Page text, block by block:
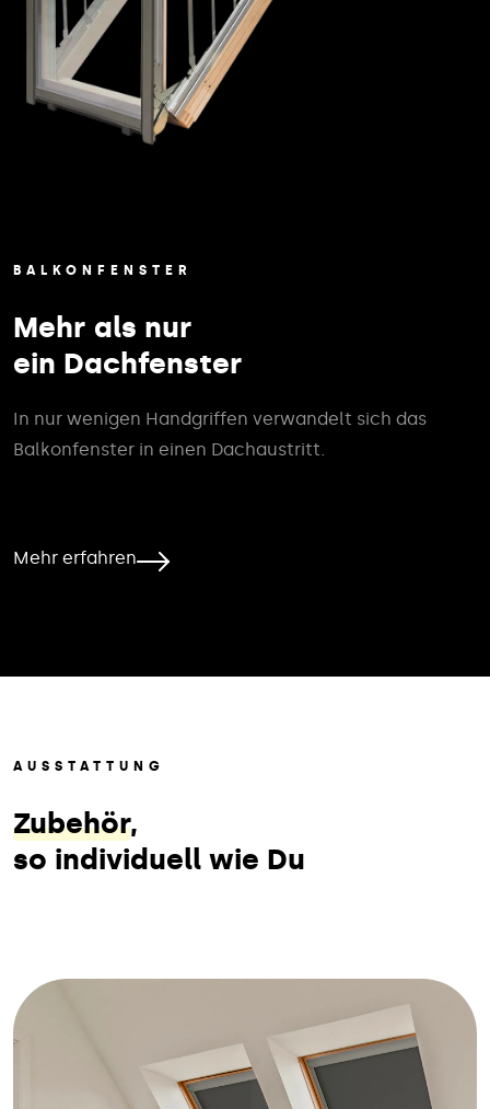
BALKONFENSTER
Mehr als nur
ein Dachfenster
In nur wenigen Handgriffen verwandelt sich das
Balkonfenster in einen Dachaustritt.
Mehr erfahren
AUSSTATTUNG
Zubehör,
so individuell wie Du